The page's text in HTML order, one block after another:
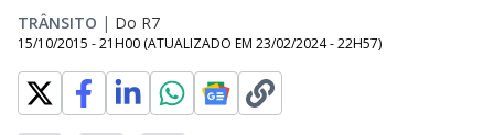
TRÂNSITO | Do R7
15/10/2015 - 21H00 (ATUALIZADO EM 23/02/2024 - 22H57)